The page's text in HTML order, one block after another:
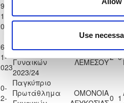
Use
Γυναικών
CHRYSOMILIA1 5
Πρωτάθλημα
Γυναικών
2023/24
ΑΡΗΣ
ΛΕΜΕΣΟΥ2 0
Παγκύπριο
Πρωτάθλημα
ΟΜΟΝΟΙΑ0 1